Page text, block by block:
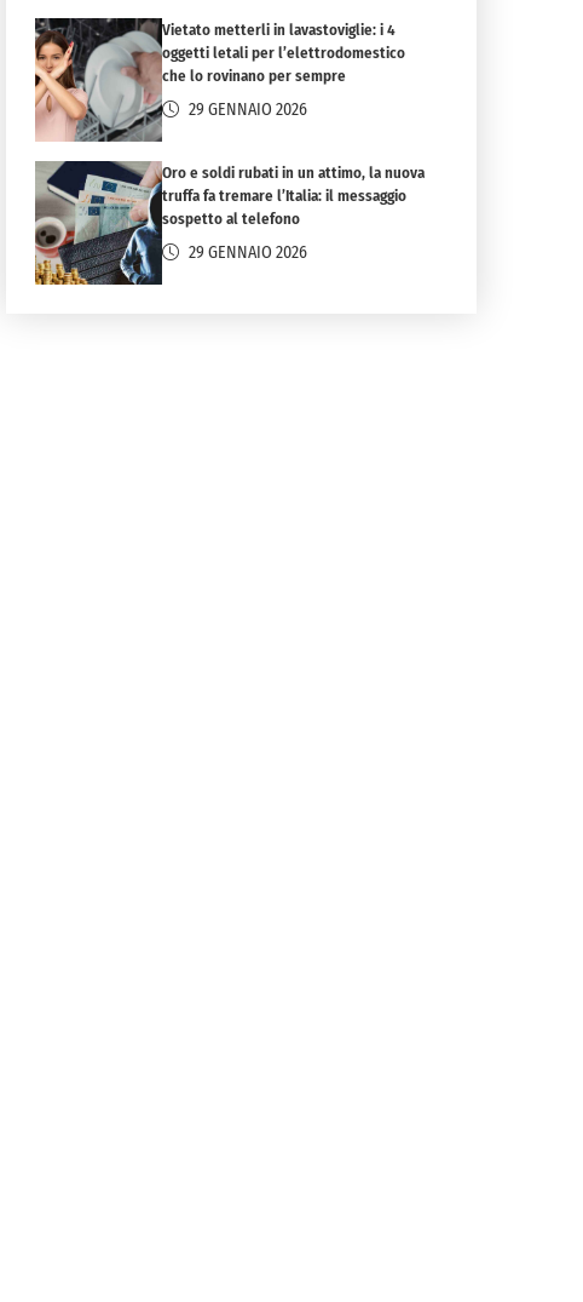
Vietato metterli in lavastoviglie: i 4
oggetti letali per l’elettrodomestico
che lo rovinano per sempre
29 GENNAIO 2026
Oro e soldi rubati in un attimo, la nuova
truffa fa tremare l’Italia: il messaggio
sospetto al telefono
29 GENNAIO 2026